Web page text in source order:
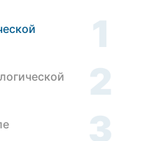
1
2
3